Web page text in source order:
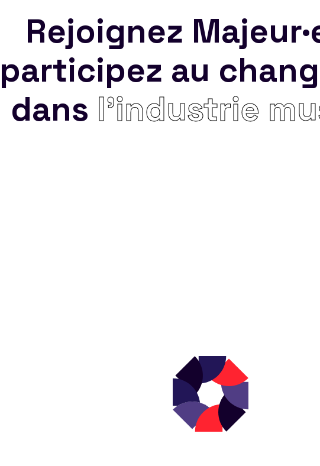
Rejoignez
participez au
dans l’industrie